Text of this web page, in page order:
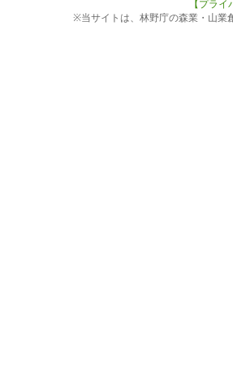
【プラ
※当サイトは、林野庁の森業・山業